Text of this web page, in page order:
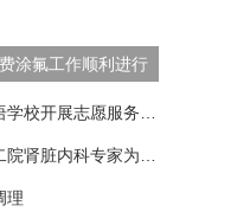
涂氟工作顺利进行
开展志愿服务活动
家为高青肾病患者送福音
理